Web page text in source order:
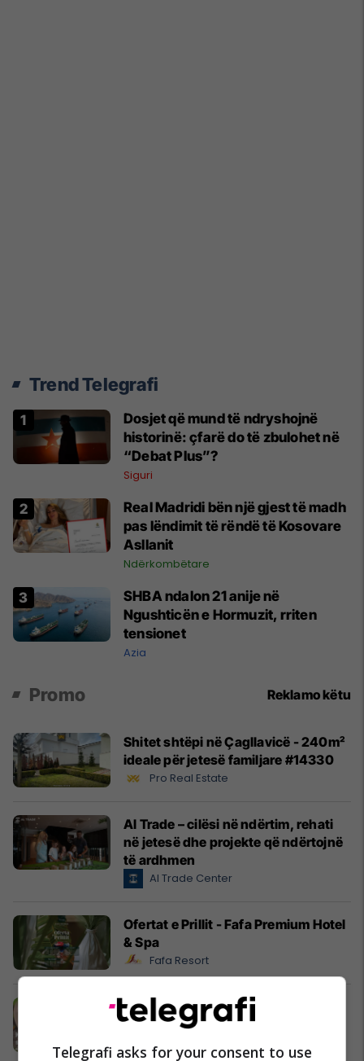
Trend Telegrafi
Dosjet që mund të ndryshojnë
historinë: çfarë do të zbulohet në
“Debat Plus”?
Siguri
Real Madridi bën një gjest të madh
pas lëndimit të rëndë të Kosovare
Asllanit
Ndërkombëtare
SHBA ndalon 21 anije në
Ngushticën e Hormuzit, rriten
tensionet
Azia
Promo Reklamo këtu
Shitet shtëpi në Çagllavicë - 240m²
ideale për jetesë familjare #14330
Pro Real Estate
Al Trade – cilësi në ndërtim, rehati
në jetesë dhe projekte që ndërtojnë
të ardhmen
Al Trade Center
Ofertat e Prillit - Fafa Premium Hotel
& Spa
Fafa Resort
Pashteta MEKA - zgjedhja praktike
për mëngjesin e fëmijëve
MEKA HALAL FOOD
Telegrafi asks for your consent to use